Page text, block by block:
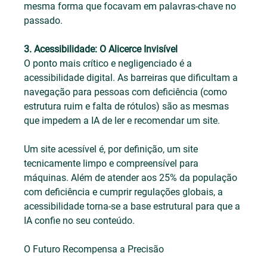
mesma forma que focavam em palavras-chave no
passado.
3. Acessibilidade: O Alicerce Invisível
O ponto mais crítico e negligenciado é a
acessibilidade digital. As barreiras que dificultam a
navegação para pessoas com deficiência (como
estrutura ruim e falta de rótulos) são as mesmas
que impedem a IA de ler e recomendar um site.
Um site acessível é, por definição, um site
tecnicamente limpo e compreensível para
máquinas. Além de atender aos 25% da população
com deficiência e cumprir regulações globais, a
acessibilidade torna-se a base estrutural para que a
IA confie no seu conteúdo.
O Futuro Recompensa a Precisão